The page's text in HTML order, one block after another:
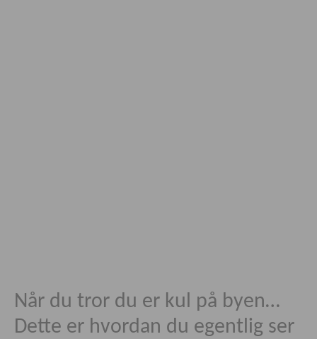
Når du tror du er kul på byen…
Dette er hvordan du egentlig ser